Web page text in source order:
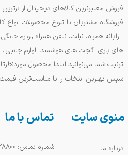
منوی سایت
درباره ما
فروش معتبرترین کالاهای دیجیتال از
فروشگاه مشتریان با تنوع محصولات انواع
، رایانه همراه، تبلت، تلفن همراه ,لوازم
های بازی، گجت های هوشمند، لوازم
ترتیب شما می‌توانید ابتدا محصول
سپس بهترین انتخاب را با مناسب‌ترین
تماس با ما
شماره تماس: 02142528800 / 09031505049